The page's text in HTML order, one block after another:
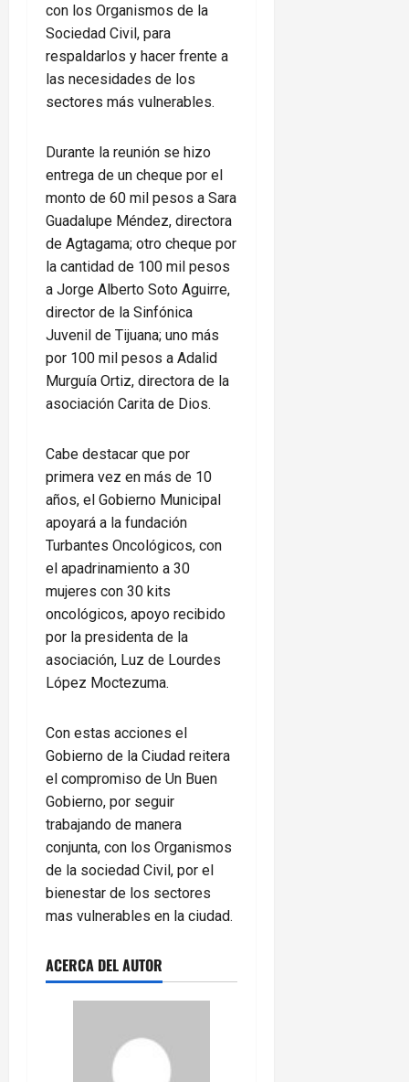
con los Organismos de la
Sociedad Civil, para
respaldarlos y hacer frente a
las necesidades de los
sectores más vulnerables.
Durante la reunión se hizo
entrega de un cheque por el
monto de 60 mil pesos a Sara
Guadalupe Méndez, directora
de Agtagama; otro cheque por
la cantidad de 100 mil pesos
a Jorge Alberto Soto Aguirre,
director de la Sinfónica
Juvenil de Tijuana; uno más
por 100 mil pesos a Adalid
Murguía Ortiz, directora de la
asociación Carita de Dios.
Cabe destacar que por
primera vez en más de 10
años, el Gobierno Municipal
apoyará a la fundación
Turbantes Oncológicos, con
el apadrinamiento a 30
mujeres con 30 kits
oncológicos, apoyo recibido
por la presidenta de la
asociación, Luz de Lourdes
López Moctezuma.
Con estas acciones el
Gobierno de la Ciudad reitera
el compromiso de Un Buen
Gobierno, por seguir
trabajando de manera
conjunta, con los Organismos
de la sociedad Civil, por el
bienestar de los sectores
mas vulnerables en la ciudad.
ACERCA DEL AUTOR